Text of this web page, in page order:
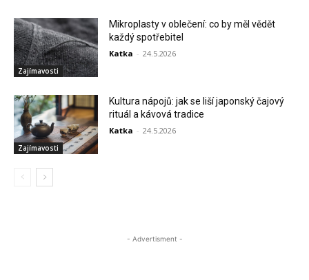
Zajímavosti
Mikroplasty v oblečení: co by měl vědět
každý spotřebitel
Katka - 24.5.2026
Zajímavosti
Kultura nápojů: jak se liší japonský čajový
rituál a kávová tradice
Katka - 24.5.2026
- Advertisment -